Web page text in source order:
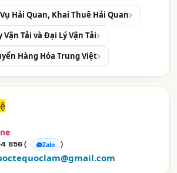
Hải Quan, Khai Thuê Hải Quan
Vận Tải và Đại Lý Vận Tải
Hàng Hóa Trung Việt
856( Zalo )